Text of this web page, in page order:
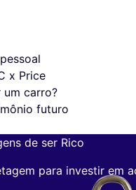
x Price
um carro?
futuro
de ser Rico
para investir em